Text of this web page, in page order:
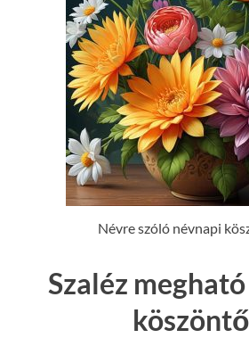
Névre szóló névnapi
Szaléz